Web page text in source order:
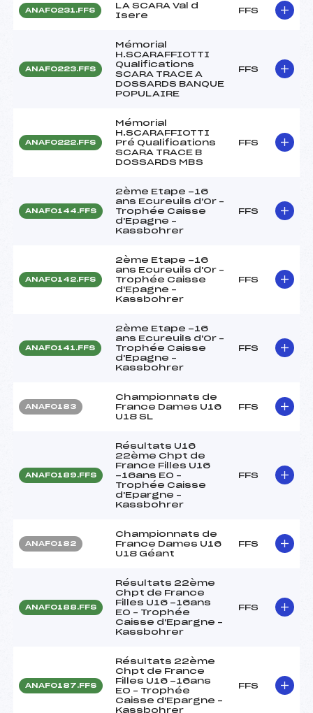
ANAF0231.FFS
LA SCARA Val d
Isere
FFS
ANAF0223.FFS
Mémorial
H.SCARAFFIOTTI
Qualifications
SCARA TRACE A
DOSSARDS BANQUE
POPULAIRE
FFS
ANAF0222.FFS
Mémorial
H.SCARAFFIOTTI
Pré Qualifications
SCARA TRACE B
DOSSARDS MBS
FFS
ANAF0144.FFS
2ème Etape -16
ans Ecureuils d'Or –
Trophée Caisse
d'Epagne –
Kassbohrer
FFS
ANAF0142.FFS
2ème Etape -16
ans Ecureuils d'Or –
Trophée Caisse
d'Epagne –
Kassbohrer
FFS
ANAF0141.FFS
2ème Etape -16
ans Ecureuils d'Or –
Trophée Caisse
d'Epagne –
Kassbohrer
FFS
ANAF0183
Championnats de
France Dames U16
U18 SL
FFS
ANAF0189.FFS
Résultats U16
22ème Chpt de
France Filles U16
-16ans EO –
Trophée Caisse
d'Epargne –
Kassbohrer
FFS
ANAF0182
Championnats de
France Dames U16
U18 Géant
FFS
ANAF0188.FFS
Résultats 22ème
Chpt de France
Filles U16 -16ans
EO – Trophée
Caisse d'Epargne –
Kassbohrer
FFS
ANAF0187.FFS
Résultats 22ème
Chpt de France
Filles U16 -16ans
EO – Trophée
Caisse d'Epargne –
Kassbohrer
FFS